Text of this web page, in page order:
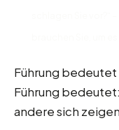
Führung bedeutet
Führung bedeutet:
andere sich